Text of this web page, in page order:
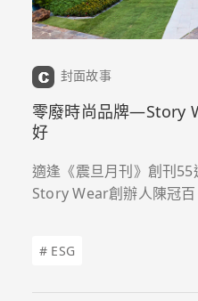
封面故事
零廢時尚品牌—Story
好
適逢《震旦月刊》創刊
Story Wear創辦人陳冠
棄丹寧，完美融合綠色供
# ESG